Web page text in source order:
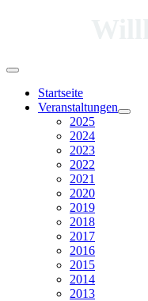
Startseite
Veranstaltungen
2025
2024
2023
2022
2021
2020
2019
2018
2017
2016
2015
2014
2013